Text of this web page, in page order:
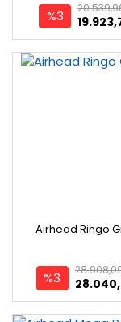
%3
Airhead Ringo
%3